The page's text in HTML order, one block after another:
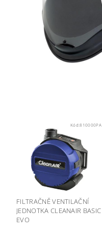
Kód:810000PA
FILTRAČNĚ VENTILAČNÍ
JEDNOTKA CLEANAIR BASIC
EVO